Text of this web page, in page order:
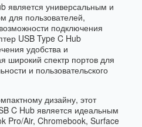
является универсальным и
для пользователей,
подключения
USB Type C Hub
удобства и
широкий спектр портов для
и пользовательского
дизайну, этот
C Hub является идеальным
Pro/Air, Chromebook, Surface